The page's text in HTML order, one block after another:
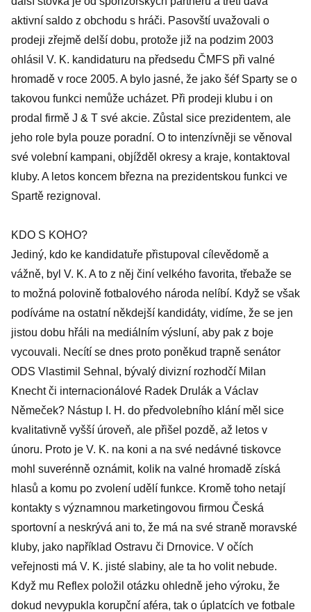
aktivní saldo z obchodu s hráči. Pasovští uvažovali o
prodeji zřejmě delší dobu, protože již na podzim 2003
ohlásil V. K. kandidaturu na předsedu ČMFS při valné
hromadě v roce 2005. A bylo jasné, že jako šéf Sparty se o
takovou funkci nemůže ucházet. Při prodeji klubu i on
prodal firmě J & T své akcie. Zůstal sice prezidentem, ale
jeho role byla pouze poradní. O to intenzívněji se věnoval
své volební kampani, objížděl okresy a kraje, kontaktoval
kluby. A letos koncem března na prezidentskou funkci ve
Spartě rezignoval.
KDO S KOHO?
Jediný, kdo ke kandidatuře přistupoval cílevědomě a
vážně, byl V. K. A to z něj činí velkého favorita, třebaže se
to možná polovině fotbalového národa nelíbí. Když se však
podíváme na ostatní někdejší kandidáty, vidíme, že se jen
jistou dobu hřáli na mediálním výsluní, aby pak z boje
vycouvali. Necítí se dnes proto poněkud trapně senátor
ODS Vlastimil Sehnal, bývalý divizní rozhodčí Milan
Knecht či internacionálové Radek Drulák a Václav
Němeček? Nástup I. H. do předvolebního klání měl sice
kvalitativně vyšší úroveň, ale přišel pozdě, až letos v
únoru. Proto je V. K. na koni a na své nedávné tiskovce
mohl suverénně oznámit, kolik na valné hromadě získá
hlasů a komu po zvolení udělí funkce. Kromě toho netají
kontakty s významnou marketingovou firmou Česká
sportovní a neskrývá ani to, že má na své straně moravské
kluby, jako například Ostravu či Drnovice. V očích
veřejnosti má V. K. jisté slabiny, ale ta ho volit nebude.
Když mu Reflex položil otázku ohledně jeho výroku, že
dokud nevypukla korupční aféra, tak o úplatcích ve fotbale